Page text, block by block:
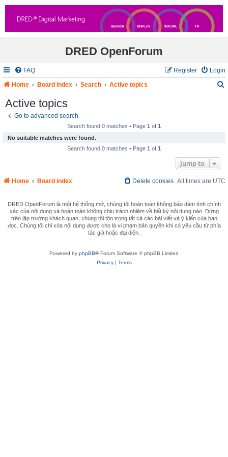
DRED OpenForum
FAQ Login
Register
Home
Board index Search Active topics
Active topics
Go to advanced search
Search found 0 matches • Page 1 of 1
No suitable matches were found.
Search found 0 matches • Page 1 of 1
Jump to
Home Board index All times are UTC
Delete cookies
DRED OpenForum là một hệ thống mở, chúng tôi hoàn toàn không bảo đảm tính chính
xác của nội dung và hoàn toàn không chịu trách nhiệm về bất kỳ nội dung nào. Đứng
trên lập trường khách quan, chúng tôi tôn trọng tất cả các bài viết và ý kiến của bạn
đọc. Chúng tôi chỉ xóa nội dung được cho là vi phạm bản quyền khi có yêu cầu từ phía
tác giả hoặc đại diện.
Powered by phpBB®Forum Software © phpBB Limited
Privacy| Terms